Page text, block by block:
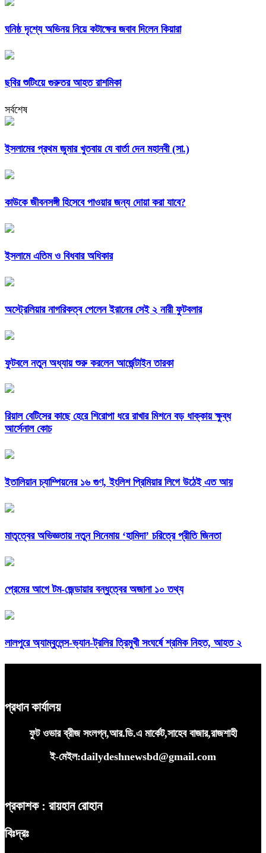
ঘনিষ্ঠ দৃশ্যে অভিনয় নিয়ে কটাক্ষের জবাব দিলেন কিয়ারা
ছবির শুটিংয়ে গুরুতর আহত রাশমিকা
সর্বশেষ
ইসলামের প্রথম জুমার খুতবায় যে বার্তা দেন মহানবী (সা.)
কাউকে জীবনসঙ্গী হিসেবে পাওয়ার জন্য দোয়া করা যাবে?
ইসলামে এতিম ও বিধবার অধিকার
অস্ট্রেলিয়ার নাগরিকত্ব পেলেন ইরানের সেই ২ নারী ফুটবলার
ফুটবলে নতুন অধ্যায় শুরু করলেন আর্জেন্টাইন তারকা
রিয়াল বেটিসের কাছে হেরে শিরোপা ধরে রাখার মিশনে বড় ধাক্কায় ক্ষুব্ধ
আর্সেনাল কোচ
ইতালিয়ান চ্যাম্পিয়নের ১৬ গুণ, ইংলিশ প্রিমিয়ার লিগে উঠেই এত আয়
মাতৃত্বের অভিজ্ঞতায় নতুন সিনেমায় ‘হামিদা’ চরিত্রে প্রীতি জিনতা
প্রেমের আগে টম-জেন্ডায়ার বন্ধুত্বের অজানা ১০ তথ্য
লালপুরে অ্যাম্বুলেন্স-ভ্যান-ট্রলির ত্রিমুখী সংঘর্ষে শ্রমিক নিহত, আহত ২
প্রধান কার্যালয়
ফুট ওভার ব্রীজ সংলগ্ন,আর.ডি.এ মার্কেট,সাহেব বাজার,রাজশাহী
ই-মেইল:dailydeshnewsbd@gmail.com
প্রকাশক : রায়হান রোহান
বিঃদ্রঃ